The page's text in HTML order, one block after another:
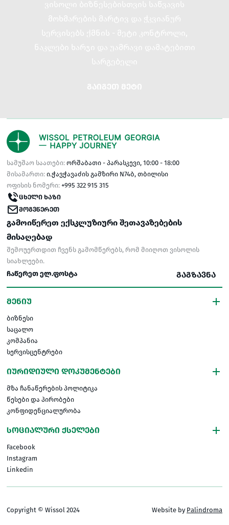
სამუშაო საათები: ორშაბათი - პარასკევი, 10:00 - 18:00
მისამართი: ი.ჭავჭავაძის გამზირი N74ბ, თბილისი
ოფისის ნომერი: +995 322 915 315
ᲪᲮᲔᲚᲘ ᲮᲐᲖᲘ
ᲛᲝᲒᲕᲬᲔᲠᲔᲗ
ᲛᲔᲜᲘᲣ
ბიზნესი
საცალო
კომპანია
სერვისცენტრები
ᲘᲣᲠᲘᲓᲘᲣᲚᲘ ᲓᲝᲙᲣᲛᲔᲜᲢᲔᲑᲘ
მზა ჩანაწერების პოლიტიკა
წესები და პირობები
კონფიდენციალურობა
ᲡᲝᲪᲘᲐᲚᲣᲠᲘ ᲥᲡᲔᲚᲔᲑᲘ
Facebook
Instagram
Linkedin
გამოიწერეთ ექსკლუზიური შეთავაზებების
მისაღებად
შემოუერთდით ჩვენს გამომწერებს, რომ მიიღოთ ვისოლის
სიახლეები.
ᲒᲐᲒᲖᲐᲕᲜᲐ
Copyright © Wissol 2024 Website by Palindroma